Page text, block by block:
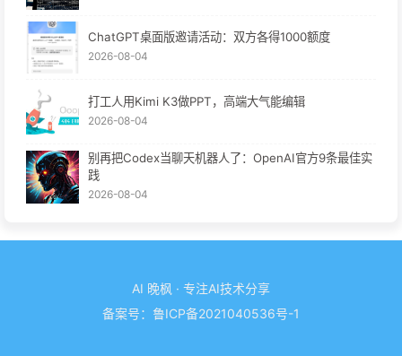
ChatGPT桌面版邀请活动：双方各得1000额度
2026-08-04
打工人用Kimi K3做PPT，高端大气能编辑
2026-08-04
别再把Codex当聊天机器人了：OpenAI官方9条最佳实
践
2026-08-04
AI 晚枫 · 专注AI技术分享
备案号： 鲁ICP备2021040536号-1